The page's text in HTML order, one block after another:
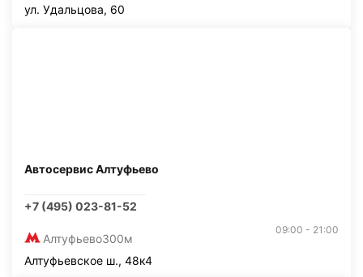
ул. Удальцова, 60
Автосервис Алтуфьево
+7 (495) 023-81-52
Алтуфьево300м
09:00 - 21:00
Алтуфьевское ш., 48к4